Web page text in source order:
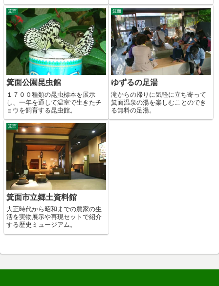
箕面
箕面公園昆虫館
１７００種類の昆虫標本を展示
し、一年を通して温室で生きたチ
ョウを飼育する昆虫館。
箕面
ゆずるの足湯
滝からの帰りに気軽に立ち寄って
箕面温泉の湯を楽しむことのでき
る無料の足湯。
箕面
箕面市立郷土資料館
大正時代から昭和までの農家の生
活を実物展示や再現セットで紹介
する歴史ミュージアム。